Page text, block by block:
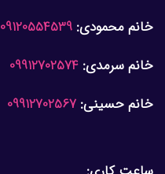
خانم محمودی: 09120554539
خانم سرمدی: 09912702574
خانم حسینی: 09912702567